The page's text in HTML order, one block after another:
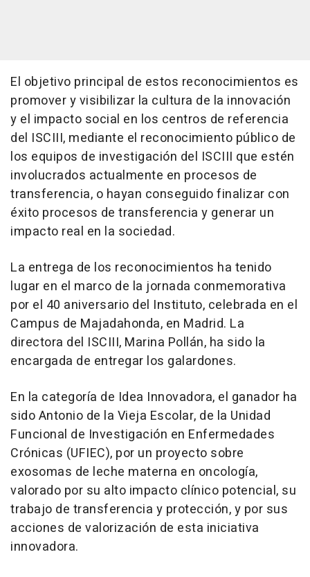
El objetivo principal de estos reconocimientos es
promover y visibilizar la cultura de la innovación
y el impacto social en los centros de referencia
del ISCIII, mediante el reconocimiento público de
los equipos de investigación del ISCIII que estén
involucrados actualmente en procesos de
transferencia, o hayan conseguido finalizar con
éxito procesos de transferencia y generar un
impacto real en la sociedad.
La entrega de los reconocimientos ha tenido
lugar en el marco de la jornada conmemorativa
por el 40 aniversario del Instituto, celebrada en el
Campus de Majadahonda, en Madrid. La
directora del ISCIII, Marina Pollán, ha sido la
encargada de entregar los galardones.
En la categoría de Idea Innovadora, el ganador ha
sido Antonio de la Vieja Escolar, de la Unidad
Funcional de Investigación en Enfermedades
Crónicas (UFIEC), por un proyecto sobre
exosomas de leche materna en oncología,
valorado por su alto impacto clínico potencial, su
trabajo de transferencia y protección, y por sus
acciones de valorización de esta iniciativa
innovadora.